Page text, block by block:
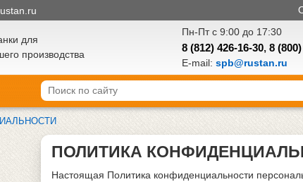
для
производства
Пн-Пт с 9:00 до 17:30
8 (812) 426-16-30, 8
E-mail: spb@rustan.ru
ПОЛИТИКА
Настоящая Политика конфиденциальности